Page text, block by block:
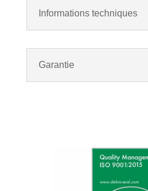
Informations techniques
Garantie